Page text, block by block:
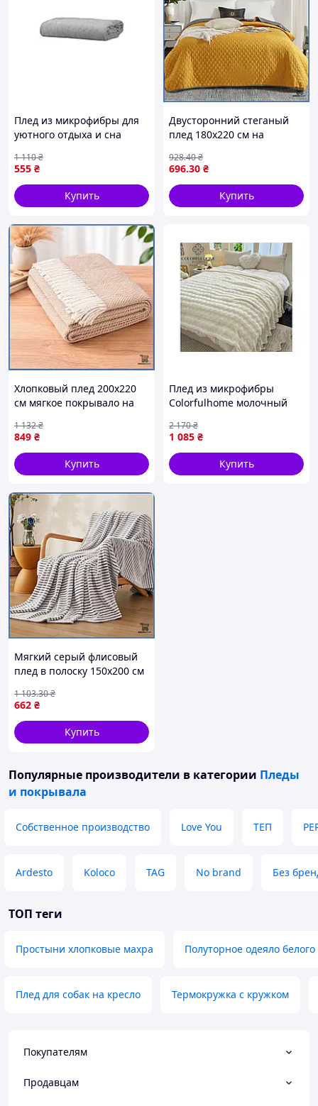
Плед из микрофибры для
уютного отдыха и сна
7016-1-8
555 ₴
1 110₴
Купить
Двусторонний стеганый
плед 180х220 см на
наполнителем из
синтепона для спальни
шоп1
696.30 ₴
928.40₴
Купить
Хлопковый плед 200х220
см мягкое покрывало на
для дивана и кресла шоп1
849 ₴
1 132₴
Купить
Плед из микрофибры
Colorfulhome молочный
мягкий и теплый 200х220
см
1 085 ₴
2 170₴
Купить
Мягкий серый флисовый
плед в полоску 150х200 см
текстиль для дома спальни
гостиной шоп1
662 ₴
1 103.30₴
Купить
Популярные производители в категории Пледы
и покрывала
Собственное производство Love You ТЕП
Ardesto Koloco TAG No brand Без
ТОП теги
Простыни хлопковые махра Полуторное одеяло
Плед для собак на кресло Термокружка с кружком
Покупателям
Продавцам